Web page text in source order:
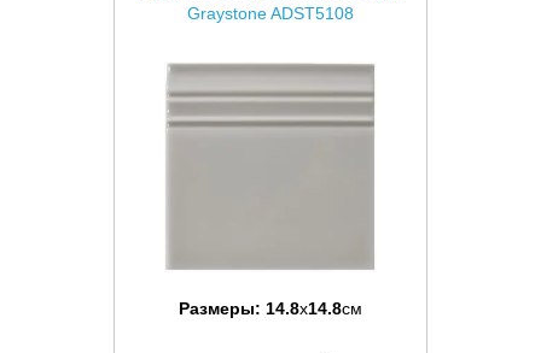
Graystone ADST5108
Размеры: 14.8x14.8см